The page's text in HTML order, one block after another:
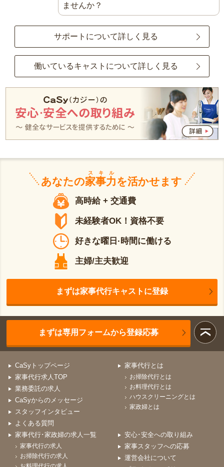
ませんか？
サポートについて詳しく見る
働いているキャストについて詳しく見る
あなたの家事力
スキル
を活かせます
高時給 + 交通費
未経験者OK！資格不要
好きな曜日·時間に働ける
主婦/主夫歓迎
まずは家事代行キャストに登録
まずは専用フォームから登録応募
CaSyトップページ
家事代行求人TOP
業務委託の求人
CaSyからのメッセージ
スタッフインタビュー
よくある質問
家事代行とは
お掃除代行とは
お料理代行とは
ハウスクリーニングとは
家政婦とは
家事代行･家政婦の求人一覧
家事代行の求人
お掃除代行の求人
安心･安全への取り組み
家事スタッフへの応募
運営会社について